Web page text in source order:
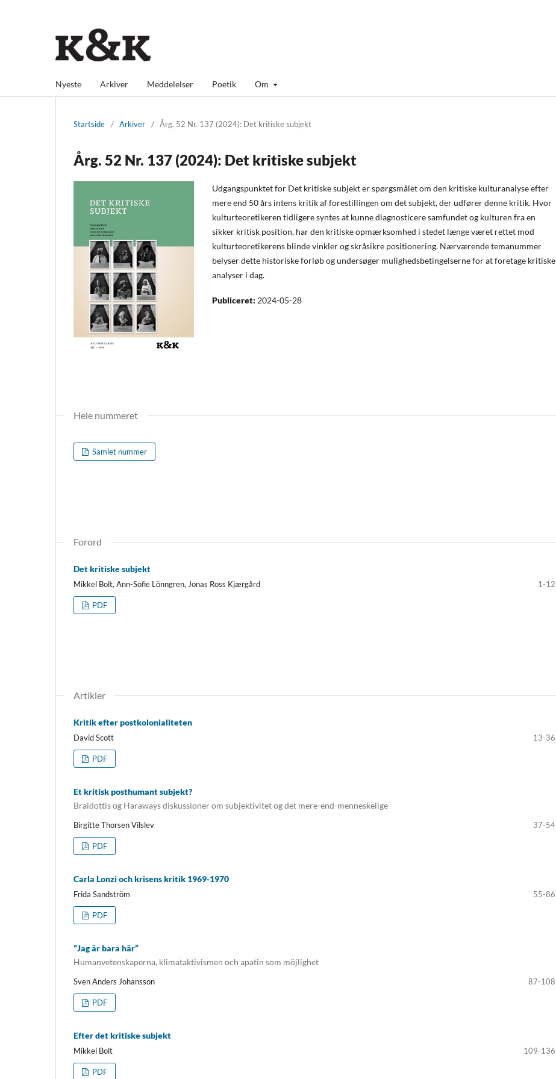
Nyeste Arkiver Meddelelser Poetik Om
Startside / Arkiver / Årg. 52 Nr. 137 (2024): Det kritiske subjekt
Årg. 52 Nr. 137 (2024): Det kritiske subjekt
Udgangspunktet for Det kritiske subjekt er spørgsmålet om den kritiske kulturanalyse efter
mere end 50 års intens kritik af forestillingen om det subjekt, der udfører denne kritik. Hvor
kulturteoretikeren tidligere syntes at kunne diagnosticere samfundet og kulturen fra en
sikker kritisk position, har den kritiske opmærksomhed i stedet længe været rettet mod
kulturteoretikerens blinde vinkler og skråsikre positionering. Nærværende temanummer
belyser dette historiske forløb og undersøger mulighedsbetingelserne for at foretage kritiske
analyser i dag.
Publiceret: 2024-05-28
Hele nummeret
Samlet nummer
Forord
Det kritiske subjekt
Mikkel Bolt, Ann-Sofie Lönngren, Jonas Ross Kjærgård 1-12
PDF
Artikler
Kritik efter postkolonialiteten
David Scott 13-36
PDF
Et kritisk posthumant subjekt?
Braidottis og Haraways diskussioner om subjektivitet og det mere-end-menneskelige
Birgitte Thorsen Vilslev 37-54
PDF
Carla Lonzi och krisens kritik 1969-1970
Frida Sandström 55-86
PDF
”Jag är bara här”
Humanvetenskaperna, klimataktivismen och apatin som möjlighet
Sven Anders Johansson 87-108
PDF
Efter det kritiske subjekt
Mikkel Bolt 109-136
PDF